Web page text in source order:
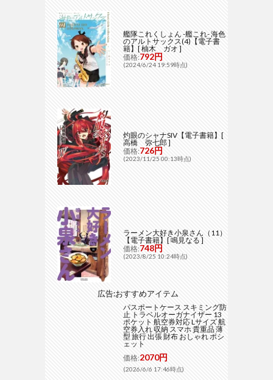
艦隊これくしょん -艦これ- 海色
のアルトサックス(4)【電子書
籍】[ 柚木 ガオ ]
価格:792円
(2024/6/24 19:59時点)
灼眼のシャナSIV【電子書籍】[
高橋 弥七郎 ]
価格:726円
(2023/11/25 00:13時点)
ラーメン大好き小泉さん（11）
【電子書籍】[ 鳴見なる ]
価格:748円
(2023/8/25 10:24時点)
広告:おすすめアイテム
パスポートケース スキミング防
止 トラベルオーガナイザー 13
ポケット 航空券対応 Lサイズ 航
空券入れ 収納 スマホ 貴重品 薄
型 旅行 出張 財布 おしゃれ ポシ
ェット
価格:2070円
(2026/6/6 17:46時点)